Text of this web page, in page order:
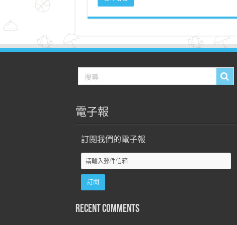
電子報
訂閱我們的電子報
Recent Comments